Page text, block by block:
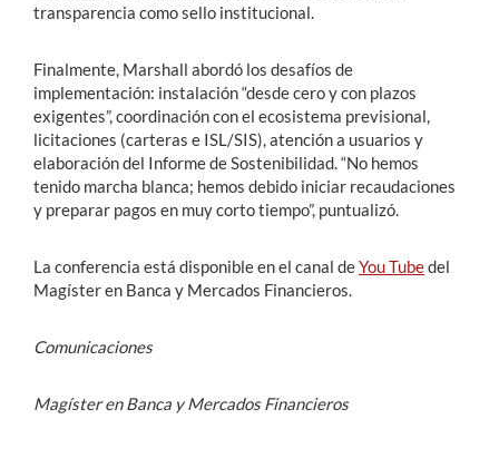
transparencia como sello institucional.
Finalmente, Marshall abordó los desafíos de
implementación: instalación “desde cero y con plazos
exigentes”, coordinación con el ecosistema previsional,
licitaciones (carteras e ISL/SIS), atención a usuarios y
elaboración del Informe de Sostenibilidad. “No hemos
tenido marcha blanca; hemos debido iniciar recaudaciones
y preparar pagos en muy corto tiempo”, puntualizó.
La conferencia está disponible en el canal deYou Tubedel
Magíster en Banca y Mercados Financieros.
Comunicaciones
Magíster en Banca y Mercados Financieros